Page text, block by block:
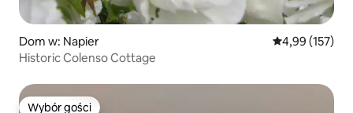
Dom w: Napier Średnia
4,99 (157)
Historic Colenso Cottage
Wybór gości